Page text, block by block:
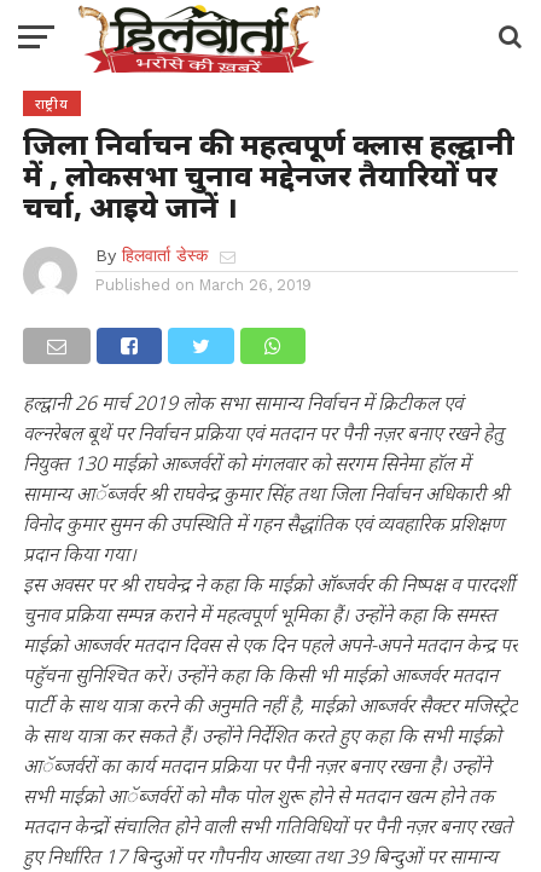
राष्ट्रीय
जिला निर्वाचन की महत्वपूर्ण क्लास हल्द्वानी
में , लोकसभा चुनाव मद्देनजर तैयारियों पर
चर्चा, आइये जानें ।
By हिलवार्ता डेस्क
Published on March 26, 2019
हल्द्वानी 26 मार्च 2019 लोक सभा सामान्य निर्वाचन में क्रिटीकल एवं
वल्नरेबल बूथें पर निर्वाचन प्रक्रिया एवं मतदान पर पैनी नज़र बनाए रखने हेतु
नियुक्त 130 माईक्रो आब्जर्वरों को मंगलवार को सरगम सिनेमा हाॅल में
सामान्य आॅब्जर्वर श्री राघवेन्द्र कुमार सिंह तथा जिला निर्वाचन अधिकारी श्री
विनोद कुमार सुमन की उपस्थिति में गहन सैद्धांतिक एवं व्यवहारिक प्रशिक्षण
प्रदान किया गया।
इस अवसर पर श्री राघवेन्द्र ने कहा कि माईक्रो ऑब्जर्वर की निष्पक्ष व पारदर्शी
चुनाव प्रक्रिया सम्पन्न कराने में महत्वपूर्ण भूमिका हैं। उन्होंने कहा कि समस्त
माईक्रो आब्जर्वर मतदान दिवस से एक दिन पहले अपने-अपने मतदान केन्द्र पर
पहुॅचना सुनिश्चित करें। उन्होंने कहा कि किसी भी माईक्रो आब्जर्वर मतदान
पार्टी के साथ यात्रा करने की अनुमति नहीं है, माईक्रो आब्जर्वर सैक्टर मजिस्ट्रेट
के साथ यात्रा कर सकते हैं। उन्होंने निर्देशित करते हुए कहा कि सभी माईक्रो
आॅब्जर्वरों का कार्य मतदान प्रक्रिया पर पैनी नज़र बनाए रखना है। उन्होंने
सभी माईक्रो आॅब्जर्वरों को मौक पोल शुरू होने से मतदान खत्म होने तक
मतदान केन्द्रों संचालित होने वाली सभी गतिविधियों पर पैनी नज़र बनाए रखते
हुए निर्धारित 17 बिन्दुओं पर गौपनीय आख्या तथा 39 बिन्दुओं पर सामान्य